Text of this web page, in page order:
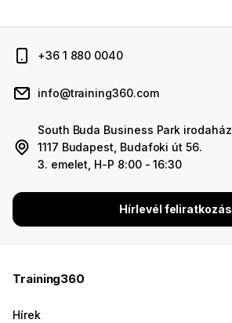
+36 1 880 0040
info@training360.com
South Buda Business Park irodaház
1117 Budapest, Budafoki út 56.
3. emelet, H-P 8:00 - 16:30
Hírlevél feliratkozás
Training360
Hírek